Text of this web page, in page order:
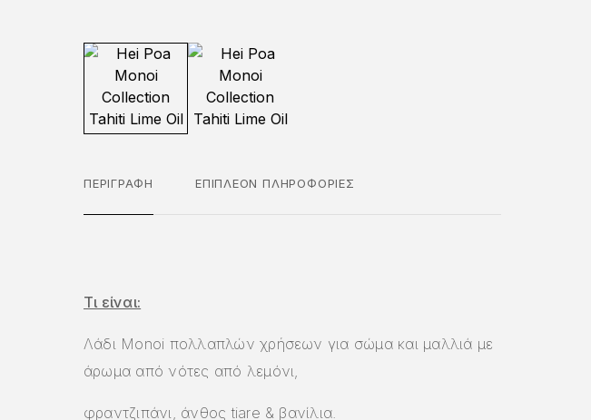
ΠΕΡΙΓΡΑΦΉ ΕΠΙΠΛΈΟΝ ΠΛΗΡΟΦΟΡΊΕΣ
Τι είναι:
Λάδι Monoi πολλαπλών χρήσεων για σώμα και μαλλιά με
άρωμα από νότες από λεμόνι,
φραντζιπάνι, άνθος tiare & βανίλια.